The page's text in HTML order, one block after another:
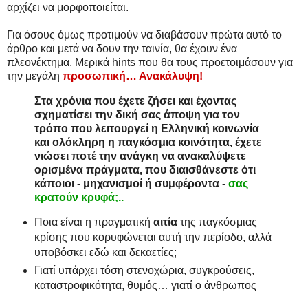
αρχίζει να μορφοποιείται.
Για όσους όμως προτιμούν να διαβάσουν πρώτα αυτό το
άρθρο και μετά να δουν την ταινία, θα έχουν ένα
πλεονέκτημα. Μερικά hints που θα τους προετοιμάσουν για
την μεγάλη προσωπική… Ανακάλυψη!
Στα χρόνια που έχετε ζήσει και έχοντας
σχηματίσει την δική σας άποψη για τον
τρόπο που λειτουργεί η Ελληνική κοινωνία
και ολόκληρη η παγκόσμια κοινότητα, έχετε
νιώσει ποτέ την ανάγκη να ανακαλύψετε
ορισμένα πράγματα, που διαισθάνεστε ότι
κάποιοι - μηχανισμοί ή συμφέροντα - σας
κρατούν κρυφά;..
Ποια είναι η πραγματική αιτίατης παγκόσμιας
κρίσης που κορυφώνεται αυτή την περίοδο, αλλά
υποβόσκει εδώ και δεκαετίες;
Γιατί υπάρχει τόση στενοχώρια, συγκρούσεις,
καταστροφικότητα, θυμός… γιατί ο άνθρωπος